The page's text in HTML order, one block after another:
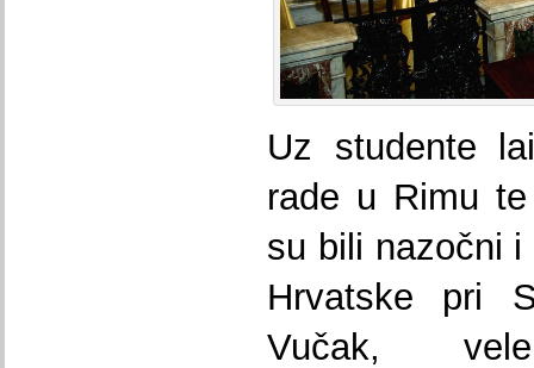
Uz studente
rade u Rimu
su bili nazočni
Hrvatske pri
Vučak,